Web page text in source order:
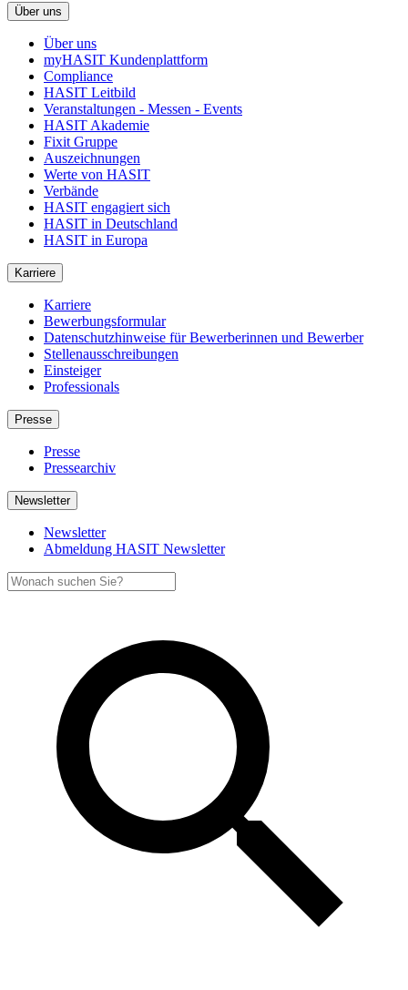
Über uns
Über uns
myHASIT Kundenplattform
Compliance
HASIT Leitbild
Veranstaltungen - Messen - Events
HASIT Akademie
Fixit Gruppe
Auszeichnungen
Werte von HASIT
Verbände
HASIT engagiert sich
HASIT in Deutschland
HASIT in Europa
Karriere
Karriere
Bewerbungsformular
Datenschutzhinweise für Bewerberinnen und Bewerber
Stellenausschreibungen
Einsteiger
Professionals
Presse
Presse
Pressearchiv
Newsletter
Newsletter
Abmeldung HASIT Newsletter